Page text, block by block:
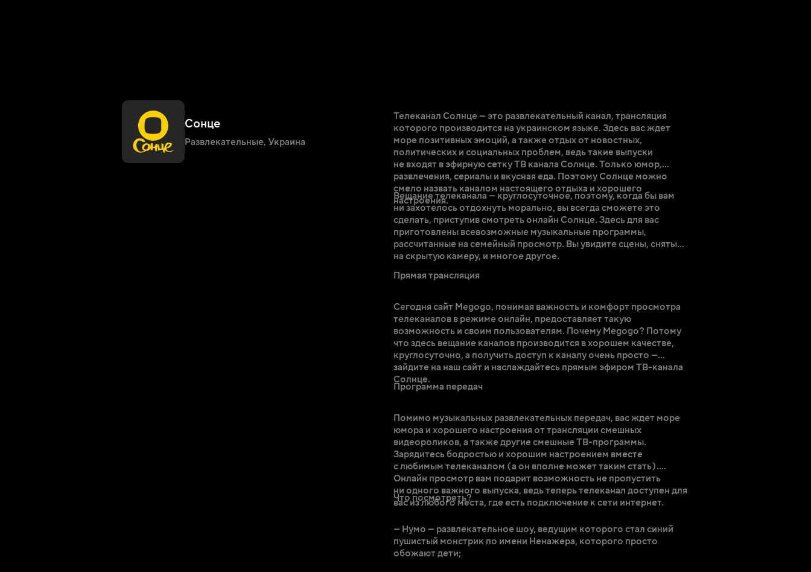
Сонце
Развлекательные, Украина
Телеканал Солнце — это развлекательный канал, трансляция
которого производится на украинском языке. Здесь вас ждет
море позитивных эмоций, а также отдых от новостных,
политических и социальных проблем, ведь такие выпуски
не входят в эфирную сетку ТВ канала Солнце. Только юмор,
развлечения, сериалы и вкусная еда. Поэтому Солнце можно
смело назвать каналом настоящего отдыха и хорошего
настроения.
Вещание телеканала — круглосуточное, поэтому, когда бы вам
ни захотелось отдохнуть морально, вы всегда сможете это
сделать, приступив смотреть онлайн Солнце. Здесь для вас
приготовлены всевозможные музыкальные программы,
рассчитанные на семейный просмотр. Вы увидите сцены, снятые
на скрытую камеру, и многое другое.
Прямая трансляция
Сегодня сайт Megogo, понимая важность и комфорт просмотра
телеканалов в режиме онлайн, предоставляет такую
возможность и своим пользователям. Почему Megogo? Потому
что здесь вещание каналов производится в хорошем качестве,
круглосуточно, а получить доступ к каналу очень просто —
зайдите на наш сайт и наслаждайтесь прямым эфиром ТВ-канала
Солнце.
Программа передач
Помимо музыкальных развлекательных передач, вас ждет море
юмора и хорошего настроения от трансляции смешных
видеороликов, а также другие смешные ТВ-программы.
Зарядитесь бодростью и хорошим настроением вместе
с любимым телеканалом (а он вполне может таким стать).
Онлайн просмотр вам подарит возможность не пропустить
ни одного важного выпуска, ведь теперь телеканал доступен для
вас из любого места, где есть подключение к сети интернет.
Что посмотреть?
— Нумо — развлекательное шоу, ведущим которого стал синий
пушистый монстрик по имени Ненажера, которого просто
обожают дети;